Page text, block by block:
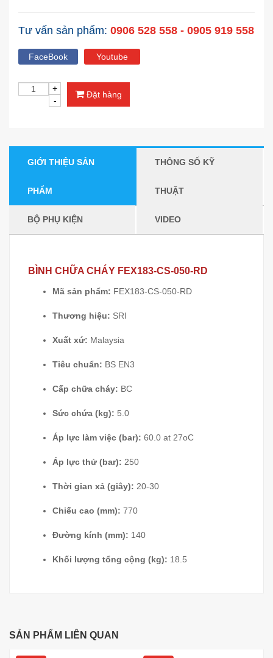
Tư vấn sản phẩm: 0906 528 558 - 0905 919 558
FaceBook Youtube
Đặt hàng
GIỚI THIỆU SẢN
PHẨM
THÔNG SỐ KỸ
THUẬT
BỘ PHỤ KIỆN VIDEO
BÌNH CHỮA CHÁY FEX183-CS-050-RD
Mã sản phẩm: FEX183-CS-050-RD
Thương hiệu: SRI
Xuất xứ: Malaysia
Tiêu chuẩn: BS EN3
Cấp chữa cháy: BC
Sức chứa (kg): 5.0
Áp lực làm việc (bar): 60.0 at 27oC
Áp lực thử (bar): 250
Thời gian xả (giây): 20-30
Chiếu cao (mm): 770
Đường kính (mm): 140
Khối lượng tổng cộng (kg): 18.5
SẢN PHẨM LIÊN QUAN